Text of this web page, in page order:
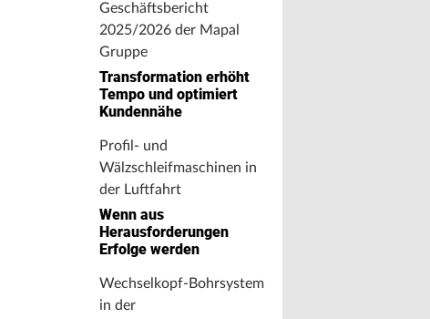
Geschäftsbericht
2025/2026 der Mapal
Gruppe
Transformation erhöht
Tempo und optimiert
Kundennähe
Profil- und
Wälzschleifmaschinen in
der Luftfahrt
Wenn aus
Herausforderungen
Erfolge werden
Wechselkopf-Bohrsystem
in der